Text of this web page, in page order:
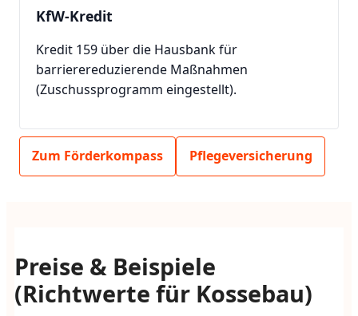
KfW-Kredit
Kredit 159 über die Hausbank für
barrierereduzierende Maßnahmen
(Zuschussprogramm eingestellt).
Zum Förderkompass Pflegeversicherung
Preise & Beispiele
(Richtwerte für Kossebau)